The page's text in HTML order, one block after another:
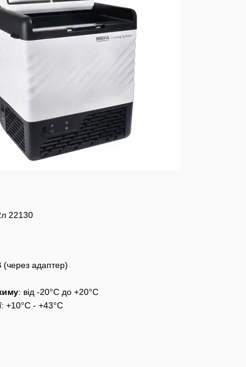
22130
адаптер)
: від -20°C до +20°C
: +10°C - +43°C